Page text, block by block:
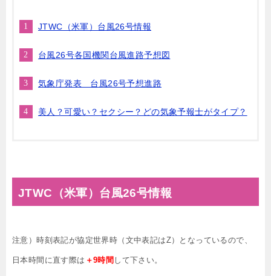
JTWC（米軍）台風26号情報
台風26号各国機関台風進路予想図
気象庁発表 台風26号予想進路
美人？可愛い？セクシー？どの気象予報士がタイプ？
JTWC（米軍）台風26号情報
注意）時刻表記が協定世界時（文中表記はZ）となっているので、
日本時間に直す際は ＋9時間して下さい。